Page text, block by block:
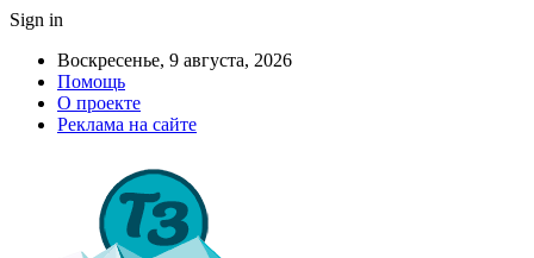
Sign in
Воскресенье, 9 августа, 2026
Помощь
О проекте
Реклама на сайте